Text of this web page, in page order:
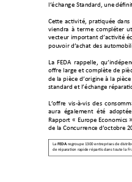
l’échange Standard, une défin
Cette activité, pratiquée dans
viendra à terme compléter
vecteur important d’activité
pouvoir d’achat des aut
La FEDA rappelle, qu
offre large et complète de
de la pièce d’origine à la pièce
standard et l’échange
L ’offre vis-à-vis des
aura également été adoptée
Rapport « Europe Economics »
de la Concurrence d’octobre
La FEDA regroupe 1300 entreprises de
de réparation rapide répartis dans toute la